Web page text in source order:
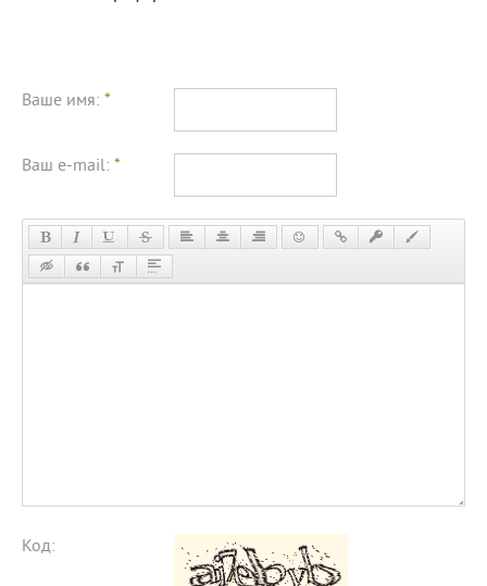
Ваше имя: *
Ваш e-mail: *
Код: